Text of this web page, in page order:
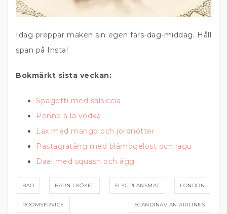
Idag preppar maken sin egen fars-dag-middag. Håll
span på Insta!
Bokmärkt sista veckan:
Spagetti med salsiccia
Penne a la vodka
Lax med mango och jordnötter
Pastagratäng med blåmögelost och ragu
Daal med squash och ägg
BAO BARN I KÖKET FLYGPLANSMAT LONDON
ROOMSERVICE SCANDINAVIAN AIRLINES